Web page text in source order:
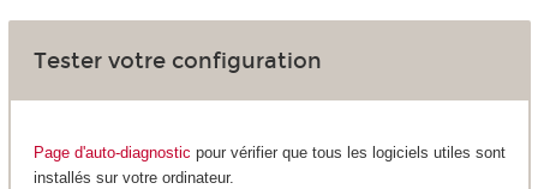
Tester votre configuration
Page d'auto-diagnostic pour vérifier que tous les logiciels utiles sont
installés sur votre ordinateur.